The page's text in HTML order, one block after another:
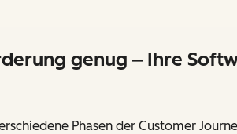
genug ‒ Ihre
Phasen der Customer